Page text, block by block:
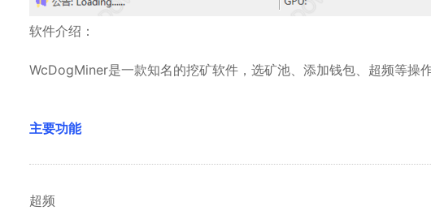
软件介绍：
WcDogMiner是一款知名的挖矿软件，选矿池、添加钱包、超频等操作
主要功能
超频